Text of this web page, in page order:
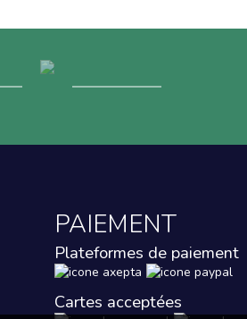
PAIEMENT
Plateformes de paiement
Cartes acceptées